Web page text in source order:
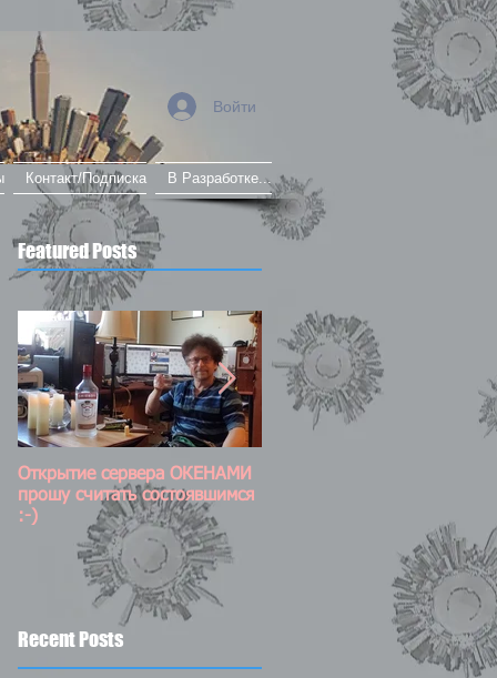
Контакт/Подписка В Разработке...
Войти
Featured Posts
Открытие сервера ОКЕНАМИ
прошу считать состоявшимся
:-)
Recent Posts